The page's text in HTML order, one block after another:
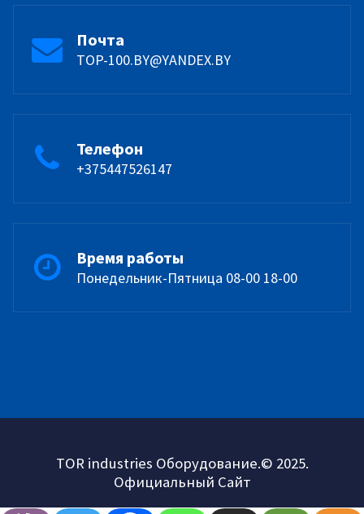
Почта
TOP-100.BY@YANDEX.BY
Телефон
+375447526147
Время работы
Понедельник-Пятница 08-00 18-00
TOR industries Оборудование.© 2025.
Официальный Сайт